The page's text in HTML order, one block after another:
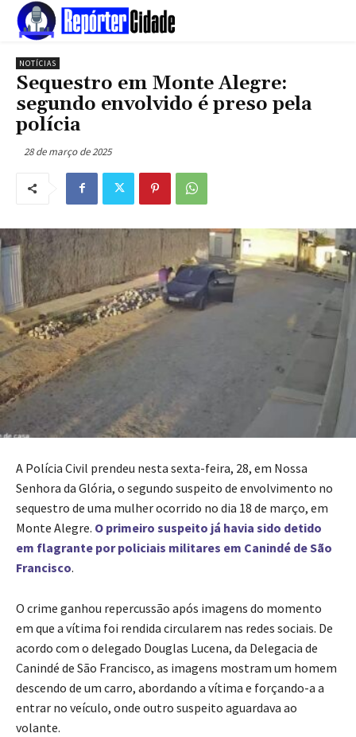
NOTÍCIAS
Sequestro em Monte Alegre:
segundo envolvido é preso pela
polícia
28 de março de 2025
A Polícia Civil prendeu nesta sexta-feira, 28, em Nossa
Senhora da Glória, o segundo suspeito de envolvimento no
sequestro de uma mulher ocorrido no dia 18 de março, em
Monte Alegre. O primeiro suspeito já havia sido detido
em flagrante por policiais militares em Canindé de São
Francisco.
O crime ganhou repercussão após imagens do momento
em que a vítima foi rendida circularem nas redes sociais. De
acordo com o delegado Douglas Lucena, da Delegacia de
Canindé de São Francisco, as imagens mostram um homem
descendo de um carro, abordando a vítima e forçando-a a
entrar no veículo, onde outro suspeito aguardava ao
volante.